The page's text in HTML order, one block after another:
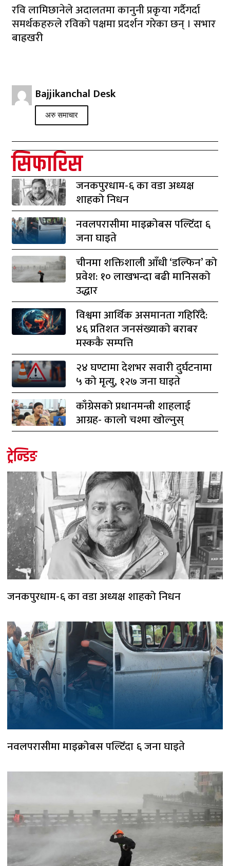
रवि लामिछानेले अदालतमा कानुनी प्रकृया गर्दैगर्दा
समर्थकहरुले रविको पक्षमा प्रदर्शन गरेका छन् । सभार
बाह्रखरी
Bajjikanchal Desk
अरु समाचार
सिफारिस
जनकपुरधाम-६ का वडा अध्यक्ष
शाहको निधन
नवलपरासीमा माइक्रोबस पल्टिँदा ६
जना घाइते
चीनमा शक्तिशाली आँधी ‘डल्फिन’ को
प्रवेश: १० लाखभन्दा बढी मानिसको
उद्धार
विश्वमा आर्थिक असमानता गहिरिँदै:
४६ प्रतिशत जनसंख्याको बराबर
मस्ककै सम्पत्ति
२४ घण्टामा देशभर सवारी दुर्घटनामा
५ को मृत्यु, १२७ जना घाइते
काँग्रेसको प्रधानमन्त्री शाहलाई
आग्रह- कालो चश्मा खोल्नुस्
ट्रेन्डिङ
जनकपुरधाम-६ का वडा अध्यक्ष शाहको निधन
नवलपरासीमा माइक्रोबस पल्टिँदा ६ जना घाइते